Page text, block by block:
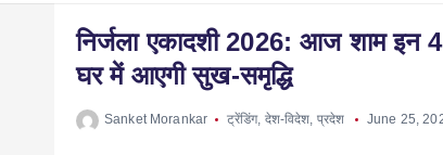
निर्जला एकादशी 2026: आज शाम इन
घर में आएगी सुख-समृद्धि
Sanket Morankar ट्रेंडिंग, देश-विदेश, प्रदेश June 25,